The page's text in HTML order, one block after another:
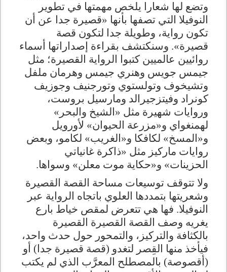
وتضع لها شعارا يلخص مهمتها في تطوير
النوفيلا التي تصفها بأنها «قصيرة جدا عن أن
تكون رواية، وطويلة جدا لتكون قصة
قصيرة». وسنكتشف بقراءة إصداراتها أسماء
روائيين عالميين كتبوا الرواية القصيرة؛ مثل
جيمس جويس وهنري جيمس وهرمان ملفل
وتشيخوف وتولستوي وتورجنيف وجوزيف
كونراد وفيتزجيرالد ومارسيل بروست،
وروايات شهيرة مثل «الشيخ والبحر»
لهمنغواي و«مزرعة الحيوان» لأورويل
و«المسخ» لكافكا و«الغريب» لكامو، وبعض
روايات ماركيز مثل «ذاكرة غانياتي
الحزينات» و«حكاية موت معلن» وسواها.
ولا تتوقف توسيعات مساحة القصة القصيرة
وشعريتها بتمددها العلوي باتجاه الرواية عبر
النوفيلا. فها هي تتعرض لمقص خياط بارع
يغريه وصف القصة القصيرة القصيرة
بالكثافة والتركيز، والتمحور حول حدث واحد،
فيأخذ منها القِصر لتغدو (قصة قصيرة جدا) أو
(أقصوصة) بالمصطلح المعرَّب الذي لم يكتب